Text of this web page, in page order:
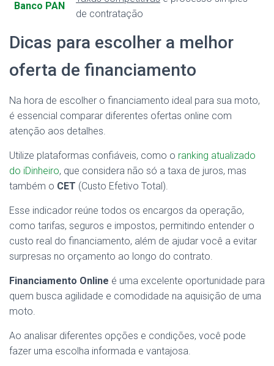
Banco PAN
de contratação
Dicas para escolher a melhor
oferta de financiamento
Na hora de escolher o financiamento ideal para sua moto,
é essencial comparar diferentes ofertas online com
atenção aos detalhes.
Utilize plataformas confiáveis, como o ranking atualizado
do iDinheiro, que considera não só a taxa de juros, mas
também o CET (Custo Efetivo Total).
Esse indicador reúne todos os encargos da operação,
como tarifas, seguros e impostos, permitindo entender o
custo real do financiamento, além de ajudar você a evitar
surpresas no orçamento ao longo do contrato.
Financiamento Online é uma excelente oportunidade para
quem busca agilidade e comodidade na aquisição de uma
moto.
Ao analisar diferentes opções e condições, você pode
fazer uma escolha informada e vantajosa.